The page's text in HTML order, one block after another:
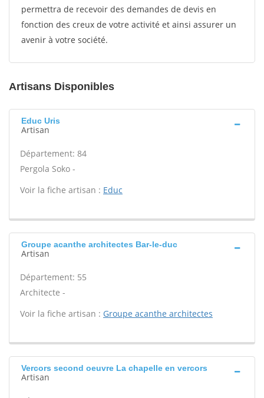
permettra de recevoir des demandes de devis en
fonction des creux de votre activité et ainsi assurer un
avenir à votre société.
Artisans Disponibles
Educ Uris
Artisan
Département: 84
Pergola Soko -
Voir la fiche artisan : Educ
Groupe acanthe architectes Bar-le-duc
Artisan
Département: 55
Architecte -
Voir la fiche artisan : Groupe acanthe architectes
Vercors second oeuvre La chapelle en vercors
Artisan